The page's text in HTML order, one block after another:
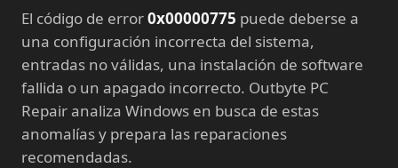
El código de error0x00000775 puede deberse a
una configuración incorrecta del sistema,
entradas no válidas, una instalación de software
fallida o un apagado incorrecto. Outbyte PC
Repair analiza Windows en busca de estas
anomalías y prepara las reparaciones
recomendadas.